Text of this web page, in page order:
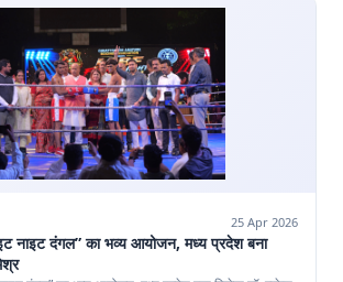
25 Apr 2026
नाइट दंगल” का भव्य आयोजन, मध्य प्रदेश बना